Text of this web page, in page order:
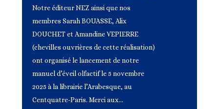
Notre éditeur NEZ ainsi que nos
membres Sarah BOUASSE, Alix
DOUCHET et Amandine VEPIERRE
(chevilles ouvrières de cette réalisation)
ont organisé le lancement de notre
manuel d’éveil olfactif le 5 novembre
2025 à la librairie l’Arabesque, au
Centquatre-Paris. Merci aux...